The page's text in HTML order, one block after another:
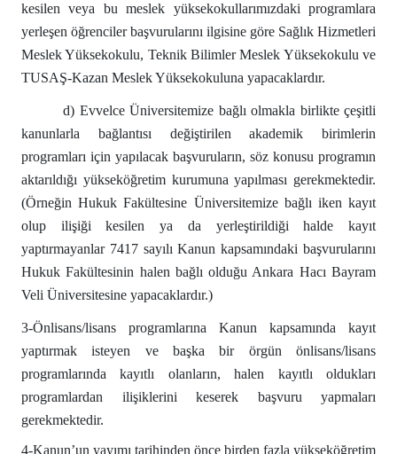
kesilen veya bu meslek yüksekokullarımızdaki programlara
yerleşen öğrenciler başvurularını ilgisine göre Sağlık Hizmetleri
Meslek Yüksekokulu, Teknik Bilimler Meslek Yüksekokulu ve
TUSAŞ-Kazan Meslek Yüksekokuluna yapacaklardır.
d) Evvelce Üniversitemize bağlı olmakla birlikte çeşitli
kanunlarla bağlantısı değiştirilen akademik birimlerin
programları için yapılacak başvuruların, söz konusu programın
aktarıldığı yükseköğretim kurumuna yapılması gerekmektedir.
(Örneğin Hukuk Fakültesine Üniversitemize bağlı iken kayıt
olup ilişiği kesilen ya da yerleştirildiği halde kayıt
yaptırmayanlar 7417 sayılı Kanun kapsamındaki başvurularını
Hukuk Fakültesinin halen bağlı olduğu Ankara Hacı Bayram
Veli Üniversitesine yapacaklardır.)
3-Önlisans/lisans programlarına Kanun kapsamında kayıt
yaptırmak isteyen ve başka bir örgün önlisans/lisans
programlarında kayıtlı olanların, halen kayıtlı oldukları
programlardan ilişiklerini keserek başvuru yapmaları
gerekmektedir.
4-Kanun’un yayımı tarihinden önce birden fazla yükseköğretim